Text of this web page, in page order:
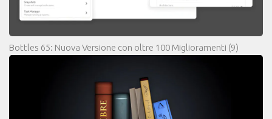
Bottles 65: Nuova Versione con oltre 100 Miglioramenti (9)